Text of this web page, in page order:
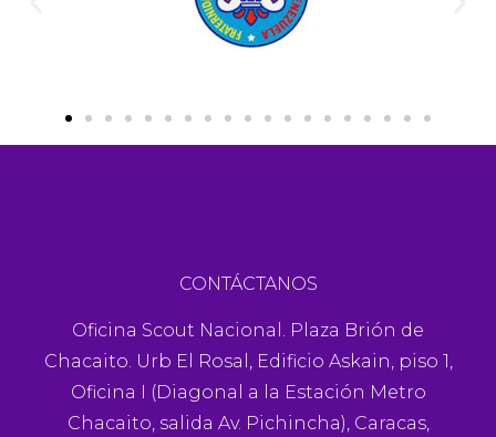
CONTÁCTANOS
Oficina Scout Nacional. Plaza Brión de
Chacaito. Urb El Rosal, Edificio Askain, piso 1,
Oficina I (Diagonal a la Estación Metro
Chacaito, salida Av. Pichincha), Caracas,